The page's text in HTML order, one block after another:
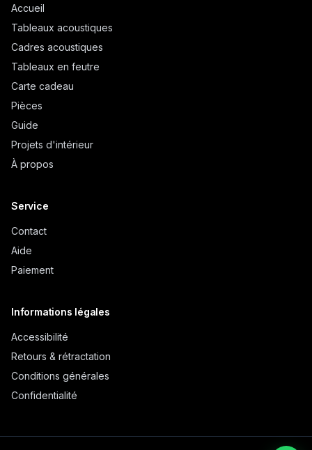
Accueil
Tableaux acoustiques
Cadres acoustiques
Tableaux en feutre
Carte cadeau
Pièces
Guide
Projets d'intérieur
À propos
Service
Contact
Aide
Paiement
Informations légales
Accessibilité
Retours & rétractation
Conditions générales
Confidentialité